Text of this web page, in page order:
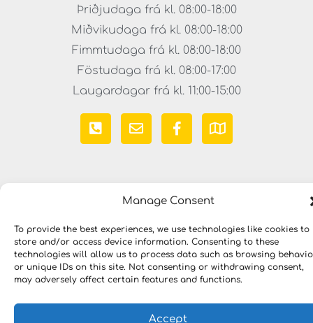
Manage Consent
To provide the best experiences, we use technologies like cookies to
store and/or access device information. Consenting to these
technologies will allow us to process data such as browsing
or unique IDs on this site. Not consenting or withdrawing consent,
may adversely affect certain features and functions.
Accept
Þriðjudaga frá kl. 08:00-18:00
Miðvikudaga frá kl. 08:00-18:00
Fimmtudaga frá kl. 08:00-18:00
Föstudaga frá kl. 08:00-17:00
Laugardagar frá kl. 11:00-15:00
Copyright © 2023 LYKILLAUSNIR. Öll réttindi áskilin